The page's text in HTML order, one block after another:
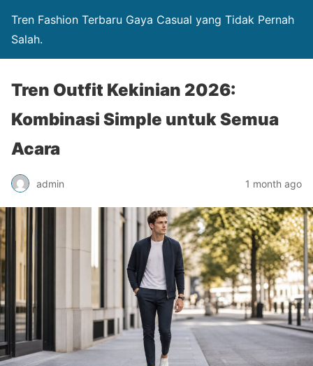
Tren Fashion Terbaru Gaya Casual yang Tidak Pernah
Salah.
Tren Outfit Kekinian 2026:
Kombinasi Simple untuk Semua
Acara
admin 1 month ago